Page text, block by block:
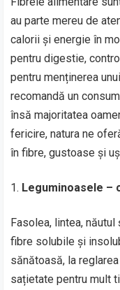
au parte mereu de
calorii și energie în
pentru digestie,
pentru menținerea
recomandă un
însă majoritatea
fericire, natura ne
în fibre, gustoase și
Leguminoasele –
Fasolea, lintea,
fibre solubile și
sănătoasă, la
sațietate pentru mult